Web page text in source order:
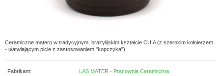
Ceramiczne matero w tradycyjnym, brazylijskim kształcie CUIA (z szerokim kołnierzem
- ułatwiającym picie z zastosowaniem "kopczyka")
Fabrikant:
LAS MATER - Pracownia Ceramiczna